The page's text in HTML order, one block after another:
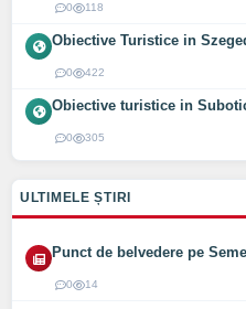
0 118
Obiective Turistice in
0 422
Obiective turistice in
0 305
ULTIMELE ȘTIRI
Punct de belvedere pe
0 14